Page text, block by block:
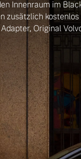
Innenraum im
zusätzlich kostenlos
Original